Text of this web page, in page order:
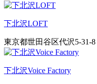
下北沢LOFT
東京都世田谷区代沢5-
下北沢Voice Factory